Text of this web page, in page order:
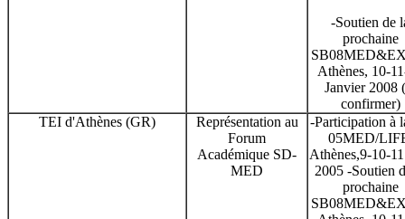
-Soutien de
prochaine
Athènes, 10-
Janvier 2008
confirmer)
TEI d'Athènes (GR)
Représentation au
Forum
Académique SD-
MED
-Participation à
05MED/
Athènes,9-10-
2005 -Soutien
prochaine